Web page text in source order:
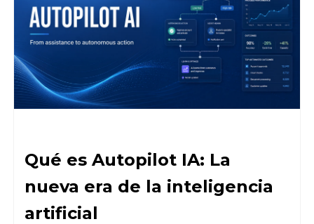
Qué es Autopilot IA: La
nueva era de la inteligencia
artificial